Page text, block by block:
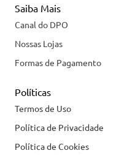
Saiba Mais
Canal do DPO
Nossas Lojas
Formas de Pagamento
Políticas
Termos de Uso
Política de Privacidade
Política de Cookies